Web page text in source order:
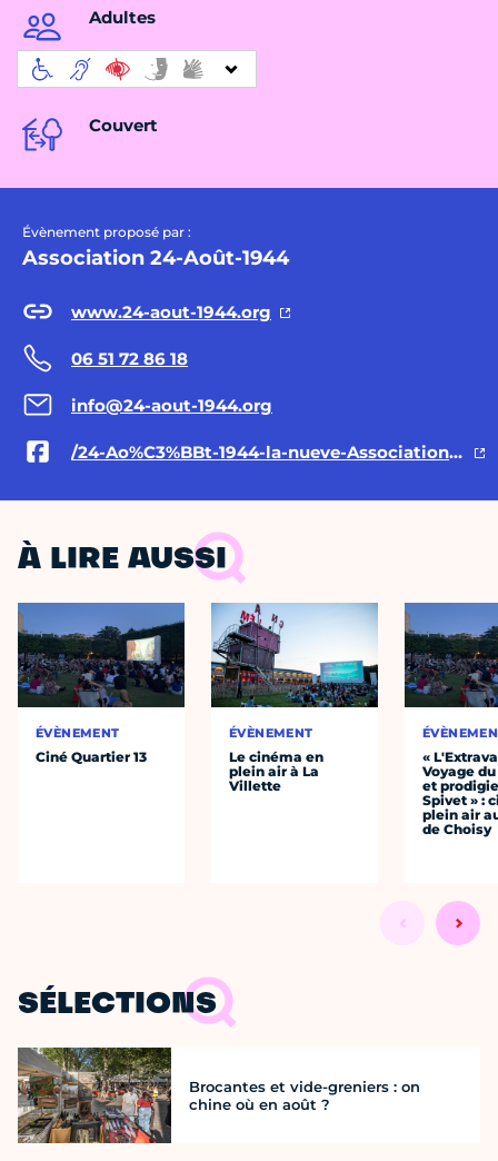
Adultes
Couvert
Évènement proposé par :
Association 24-Août-1944
www.24-aout-1944.org
06 51 72 86 18
info@24-aout-1944.org
/24-Ao%C3%BBt-1944-la-nueve-Association-110097528155744
À LIRE AUSSI
ÉVÈNEMENT
Ciné Quartier 13
ÉVÈNEMENT
Le cinéma en
plein air à La
Villette
«
Voyage
et
Spivet » :
plein air
de Choisy
SÉLECTIONS
Brocantes et vide-greniers : on
chine où en août ?